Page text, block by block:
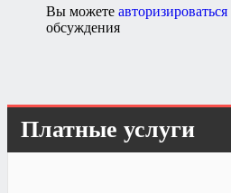
Вы можетеавторизироваться
обсуждения
Платные услуги